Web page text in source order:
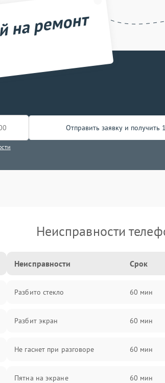
на ремонт
Отправить заявку и получить
Неисправности
Неисправности Срок
Разбито стекло 60 мин
Разбит экран 60 мин
Не гаснет при разговоре 60 мин
Пятна на экране 60 мин